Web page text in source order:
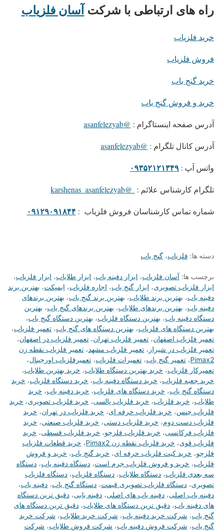
راه های ارتباطی با شرکتآسان فلزیاب
خرید فلزیاب
فروش فلزیاب
خرید گنج یاب
خرید و فروش گنج یاب
آدرس صفحه اینستاگرام : @asanfelezyab
آدرس کانال تلگرام : @asanfelezyab
واتس آپ : ۰۹۳۵۲۱۲۱۳۴۹
تلگرام کارشناس علائم : @karshenas_asanfelezyab
شماره تماس کارشناسان فروش فلزیاب : ۰۹۱۲۹۰۹۱۸۴۴
دسته ها: فلزیاب، گنج یاب
برچسب ها: آسان فلزیاب، ابزار دفینه یاب، ابزار طلایاب، ابزار فلزیاب،
ابزار فلزیاب تصویری، ابزار گنج یاب، اجاره فلزیاب، ایمپکت، بهترین برند
دفینه یاب، بهترین برند طلایاب، بهترین برند گنج یاب، بهترین برندهای
دفینه یاب، بهترین برندهای طلایاب، بهترین برندهای گنج یاب، بهترین
دستگاه دفینه یاب، بهترین دستگاه فلزیاب، بهترین دستگاه گنج یاب،
بهترین دستگاه های فلزیاب، بهترین دستگاه های گنج یاب، تعمیر فلزیاب،
تعمیر فلزیاب اصفهان، تعمیر فلزیاب تهران، تعمیر فلزیاب در اصفهان،
تعمیر فلزیاب در شیراز ، تعمیر فلزیاب مشهد، تعمیر فلزیاب نقطه زن
Pimax2، تعمیر گنج یاب، تعمیرات فلزیاب، تعمیرفلزیاب اورجینال،
تعمیرکار فلزیاب، خرید بهترین دستگاه طلایاب، خرید بهترین طلایاب،
خرید جعبه فلزیاب، خرید دستگاه دفینه یاب، خرید دستگاه فلزیاب، خرید
دستگاه گنج یاب، خرید دستگاه های فلزیاب، خرید دفینه یاب، خرید
طلایاب، خرید فلزیاب، خرید فلزیاب پالسی، خرید فلزیاب تصویری، خرید
فلزیاب چنس، خرید فلزیاب حرفه ای، خرید فلزیاب در تهران، خرید
فلزیاب دست دوم، خرید فلزیاب دستی، خرید فلزیاب صنعتی، خرید
فلزیاب فرکانسی، خرید فلزیاب فلزجو، خرید فلزیاب قسطی، خرید
فلزیاب قوی، خرید فلزیاب نقطه زن Pimax2 ، خرید قطعات فلزیاب
فلزجو، خرید کیت فلزیاب حرفه ای، خرید گنج یاب، خرید و فروش
فلزیاب، خرید و فروش فلزیاب جرم است، دستگاه دفینه یاب، دستگاه
سه بعدی فلزیاب، دستگاه طلایاب، دستگاه فلزیاب، دستگاه فلزیاب
تصویری، دستگاه فلزیاب تصویری قیمت، دستگاه گنج یاب، دفینه یاب،
دفینه یاب اصلی، دفینه یاب های اصلی، دفینه یابی، دقیق ترین دستگاه
های دفینه یاب، دقیق ترین دستگاه های طلایاب، دقیق ترین دستگاه های
گنج یاب، شرکت خرید دفینه یاب، شرکت خرید طلایاب، شرکت خرید
گنج یاب، شرکت فروش دفینه یاب، شرکت فروش طلایاب، شرکت